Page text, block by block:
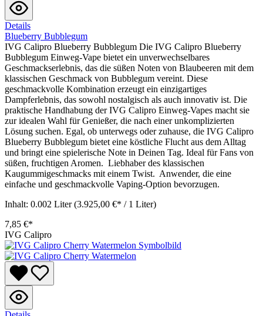
Details
Blueberry Bubblegum
IVG Calipro Blueberry Bubblegum Die IVG Calipro Blueberry
Bubblegum Einweg-Vape bietet ein unverwechselbares
Geschmackserlebnis, das die süßen Noten von Blaubeeren mit dem
klassischen Geschmack von Bubblegum vereint. Diese
geschmackvolle Kombination erzeugt ein einzigartiges
Dampferlebnis, das sowohl nostalgisch als auch innovativ ist. Die
praktische Handhabung der IVG Calipro Einweg-Vapes macht sie
zur idealen Wahl für Genießer, die nach einer unkomplizierten
Lösung suchen. Egal, ob unterwegs oder zuhause, die IVG Calipro
Blueberry Bubblegum bietet eine köstliche Flucht aus dem Alltag
und bringt eine spielerische Note in Deinen Tag. Ideal für Fans von
süßen, fruchtigen Aromen. Liebhaber des klassischen
Kaugummigeschmacks mit einem Twist. Anwender, die eine
einfache und geschmackvolle Vaping-Option bevorzugen.
Inhalt: 0.002 Liter(3.925,00 €* / 1 Liter)
7,85 €*
IVG Calipro